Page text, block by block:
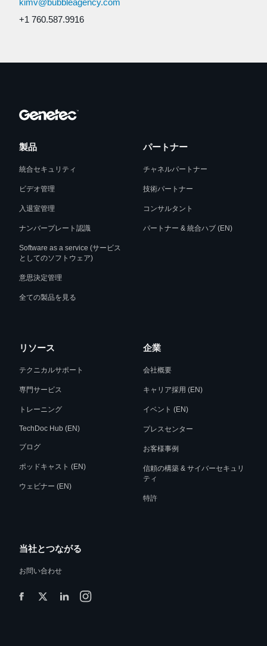
kimv@bubbleagency.com
+1 760.587.9916
製品
統合セキュリティ
ビデオ管理
入退室管理
ナンバープレート認識
Software as a service (サービス
としてのソフトウェア)
意思決定管理
全ての製品を見る
パートナー
チャネルパートナー
技術パートナー
コンサルタント
パートナー & 統合ハブ (EN)
リソース
テクニカルサポート
専門サービス
トレーニング
TechDoc Hub (EN)
ブログ
ポッドキャスト (EN)
ウェビナー (EN)
企業
会社概要
キャリア採用 (EN)
イベント (EN)
プレスセンター
お客様事例
信頼の構築 & サイバーセキュリ
ティ
特許
当社とつながる
お問い合わせ